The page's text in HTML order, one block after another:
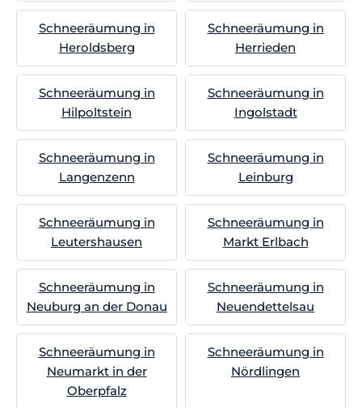
Schneeräumung in
Heroldsberg
Schneeräumung in
Herrieden
Schneeräumung in
Hilpoltstein
Schneeräumung in
Ingolstadt
Schneeräumung in
Langenzenn
Schneeräumung in
Leinburg
Schneeräumung in
Leutershausen
Schneeräumung in
Markt Erlbach
Schneeräumung in
Neuburg an der Donau
Schneeräumung in
Neuendettelsau
Schneeräumung in
Neumarkt in der
Oberpfalz
Schneeräumung in
Nördlingen